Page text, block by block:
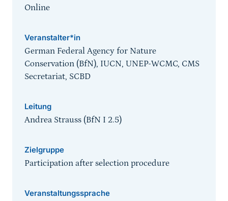
Online
Veranstalter*in
German Federal Agency for Nature
Conservation (BfN), IUCN, UNEP-WCMC, CMS
Secretariat, SCBD
Leitung
Andrea Strauss (BfN I 2.5)
Zielgruppe
Participation after selection procedure
Veranstaltungssprache